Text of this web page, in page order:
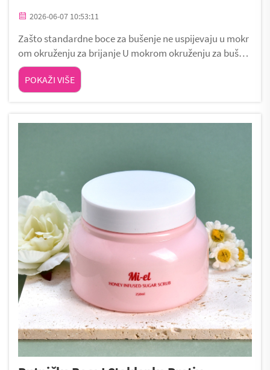
2026-06-07 10:53:11
Zašto standardne boce za bušenje ne uspijevaju u mokr
om okruženju za brijanje U mokrom okruženju za bušenj
e gdje su površine glatke, ogledala zamagljena i ruke pr
ekrivene vodom i gelom za brijanje standardne boce za
bušenje postaju opasne. Obično napravljen od glos...
POKAŽI VIŠE